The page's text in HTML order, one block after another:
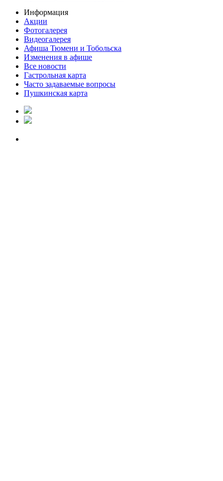
Информация
Акции
Фотогалерея
Видеогалерея
Афиша Тюмени и Тобольска
Изменения в афише
Все новости
Гастрольная карта
Часто задаваемые вопросы
Пушкинская карта